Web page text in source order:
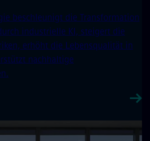
beschleunigt die Transformation
industrielle KI, steigert die
erhöht die Lebensqualität in
nachhaltige